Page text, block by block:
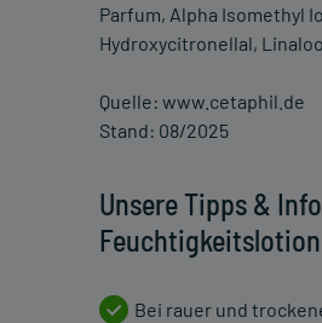
Parfum, Alpha Isomethyl
Hydroxycitronellal,
Quelle: www.cetaphil.de
Stand: 08/2025
Unsere Tipps &
Feuchtigkeitslotion
Bei rauer und